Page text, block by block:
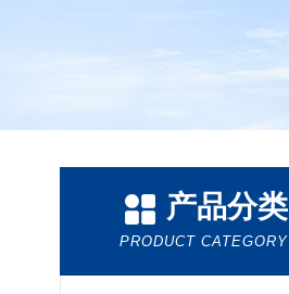
产品分类
PRODUCT CATEGORY